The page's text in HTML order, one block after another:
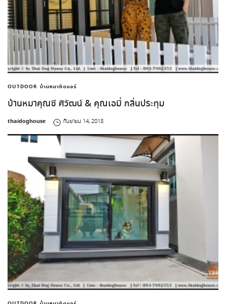
OUTDOOR บ้านหมาติดแอร์
บ้านหมาคุณซี ศิวัฒน์ & คุณเอมี่ กลิ่นประทุม
by
thaidoghouse กันยายน 14, 2018